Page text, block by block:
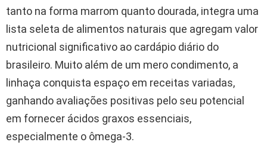
tanto na forma marrom quanto dourada, integra uma
lista seleta de alimentos naturais que agregam valor
nutricional significativo ao cardápio diário do
brasileiro. Muito além de um mero condimento, a
linhaça conquista espaço em receitas variadas,
ganhando avaliações positivas pelo seu potencial
em fornecer ácidos graxos essenciais,
especialmente o ômega-3.